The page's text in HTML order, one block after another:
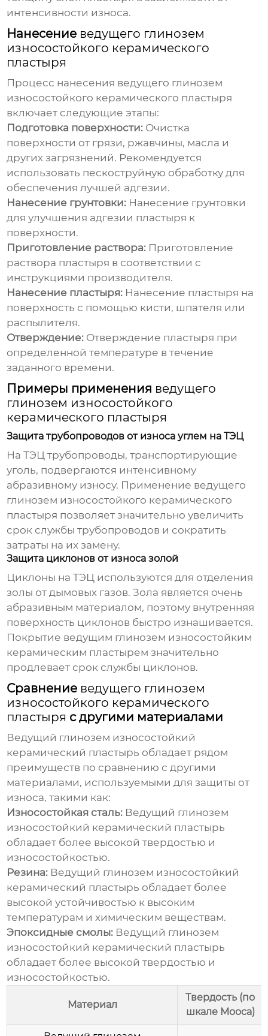
интенсивности износа.
Нанесение ведущего глинозем
износостойкого керамического
пластыря
Процесс нанесения ведущего глинозем
износостойкого керамического пластыря
включает следующие этапы:
Подготовка поверхности: Очистка
поверхности от грязи, ржавчины, масла и
других загрязнений. Рекомендуется
использовать пескоструйную обработку для
обеспечения лучшей адгезии.
Нанесение грунтовки: Нанесение грунтовки
для улучшения адгезии пластыря к
поверхности.
Приготовление раствора: Приготовление
раствора пластыря в соответствии с
инструкциями производителя.
Нанесение пластыря: Нанесение пластыря на
поверхность с помощью кисти, шпателя или
распылителя.
Отверждение: Отверждение пластыря при
определенной температуре в течение
заданного времени.
Примеры применения ведущего
глинозем износостойкого
керамического пластыря
Защита трубопроводов от износа углем на ТЭЦ
На ТЭЦ трубопроводы, транспортирующие
уголь, подвергаются интенсивному
абразивному износу. Применение ведущего
глинозем износостойкого керамического
пластыря позволяет значительно увеличить
срок службы трубопроводов и сократить
затраты на их замену.
Защита циклонов от износа золой
Циклоны на ТЭЦ используются для отделения
золы от дымовых газов. Зола является очень
абразивным материалом, поэтому внутренняя
поверхность циклонов быстро изнашивается.
Покрытие ведущим глинозем износостойким
керамическим пластырем значительно
продлевает срок службы циклонов.
Сравнение ведущего глинозем
износостойкого керамического
пластыря с другими материалами
Ведущий глинозем износостойкий
керамический пластырь обладает рядом
преимуществ по сравнению с другими
материалами, используемыми для защиты от
износа, такими как:
Износостойкая сталь: Ведущий глинозем
износостойкий керамический пластырь
обладает более высокой твердостью и
износостойкостью.
Резина: Ведущий глинозем износостойкий
керамический пластырь обладает более
высокой устойчивостью к высоким
температурам и химическим веществам.
Эпоксидные смолы: Ведущий глинозем
износостойкий керамический пластырь
обладает более высокой твердостью и
износостойкостью.
Материал
Твердость (по
шкале Мооса)